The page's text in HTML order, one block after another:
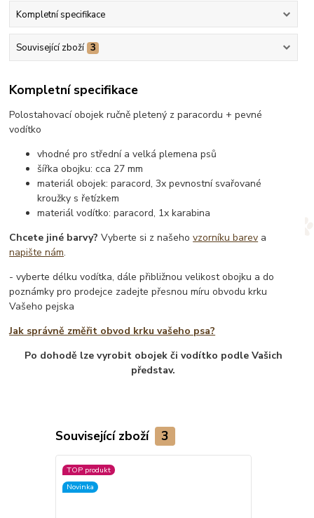
Kompletní specifikace
Související zboží 3
Kompletní specifikace
Polostahovací obojek ručně pletený z paracordu + pevné
vodítko
vhodné pro střední a velká plemena psů
šířka obojku: cca 27 mm
materiál obojek: paracord, 3x pevnostní svařované
kroužky s řetízkem
materiál vodítko: paracord, 1x karabina
Chcete jiné barvy? Vyberte si z našehovzorníku barev a
napište nám.
- vyberte délku vodítka, dále přibližnou velikost obojku a do
poznámky pro prodejce zadejte přesnou míru obvodu krku
Vašeho pejska
Jak správně změřit obvod krku vašeho psa?
Po dohodě lze vyrobit obojek či vodítko podle Vašich
představ.
Související zboží 3
TOP produkt
Novinka